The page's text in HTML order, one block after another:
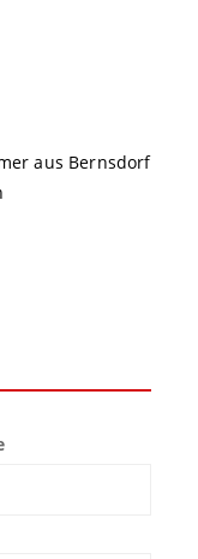
aus Bernsdorf